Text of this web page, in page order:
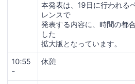
本発表は、19日に行われる
レンスで
発表する内容に、時間の都
した
拡大版となっています。
10:55
-
休憩